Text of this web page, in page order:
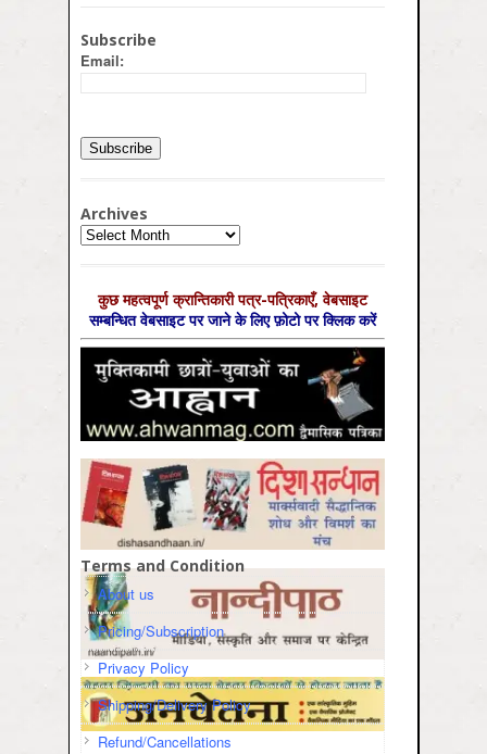
Subscribe
Email:
Archives
Archives
कुछ महत्‍वपूर्ण क्रान्तिकारी पत्र-पत्रिकाएँ, वेबसाइट
सम्‍बन्धित वेबसाइट पर जाने के लिए फ़ोटो पर क्लिक करें
Terms and Condition
About us
Pricing/Subscription
Privacy Policy
Shipping/Delivery Policy
Refund/Cancellations